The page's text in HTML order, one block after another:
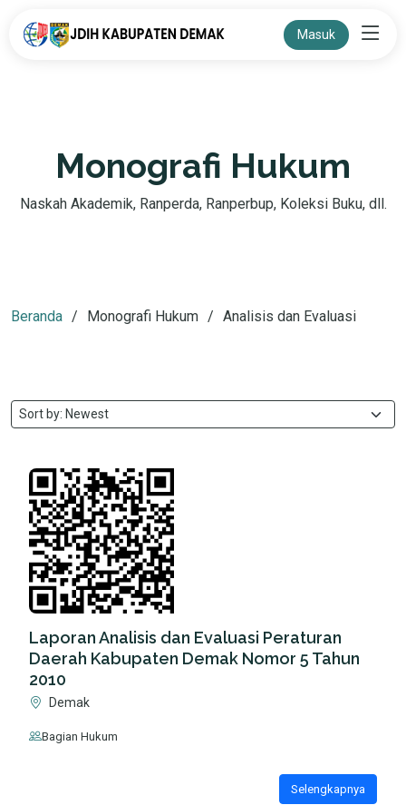
Masuk
Monografi Hukum
Naskah Akademik, Ranperda, Ranperbup, Koleksi Buku, dll.
Beranda Monografi Hukum Analisis dan Evaluasi
Laporan Analisis dan Evaluasi Peraturan
Daerah Kabupaten Demak Nomor 5 Tahun
2010
Demak
Bagian Hukum
Selengkapnya